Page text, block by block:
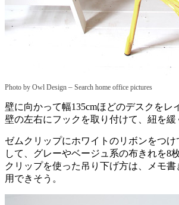
Photo by Owl Design – Search home office pictures
壁に向かって幅135cmほどのデスクをレ
壁の左右にフックを取り付けて、紐を緩
ゼムクリップにホワイトのリボンをつけ
して、グレーやベージュ系の布きれを8
クリップを使った吊り下げ方は、メモ
用できそう。